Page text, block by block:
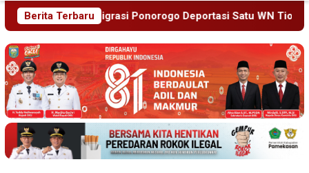
Berita Terbaru
Deportasi Satu WN Tiongkok Salahgunakan Ijin Tinggal